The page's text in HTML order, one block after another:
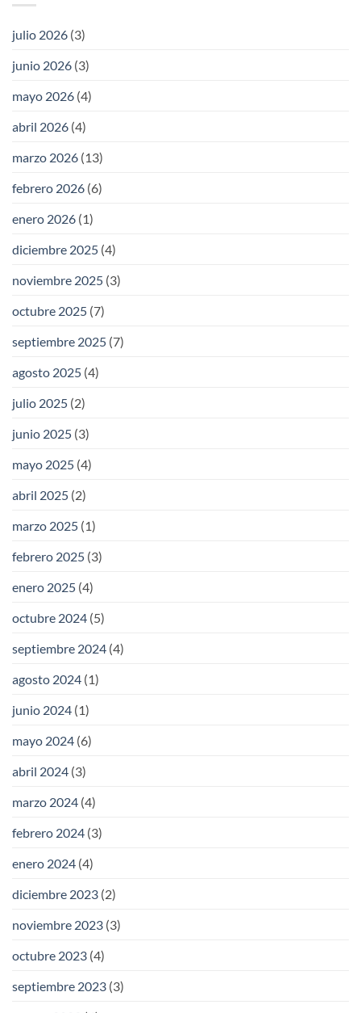
julio 2026 (3)
junio 2026 (3)
mayo 2026 (4)
abril 2026 (4)
marzo 2026 (13)
febrero 2026 (6)
enero 2026 (1)
diciembre 2025 (4)
noviembre 2025 (3)
octubre 2025 (7)
septiembre 2025 (7)
agosto 2025 (4)
julio 2025 (2)
junio 2025 (3)
mayo 2025 (4)
abril 2025 (2)
marzo 2025 (1)
febrero 2025 (3)
enero 2025 (4)
octubre 2024 (5)
septiembre 2024 (4)
agosto 2024 (1)
junio 2024 (1)
mayo 2024 (6)
abril 2024 (3)
marzo 2024 (4)
febrero 2024 (3)
enero 2024 (4)
diciembre 2023 (2)
noviembre 2023 (3)
octubre 2023 (4)
septiembre 2023 (3)